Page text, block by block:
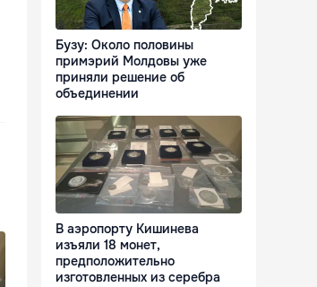
Бузу: Около половины
примэрий Молдовы уже
приняли решение об
объединении
В аэропорту Кишинева
изъяли 18 монет,
предположительно
изготовленных из серебра